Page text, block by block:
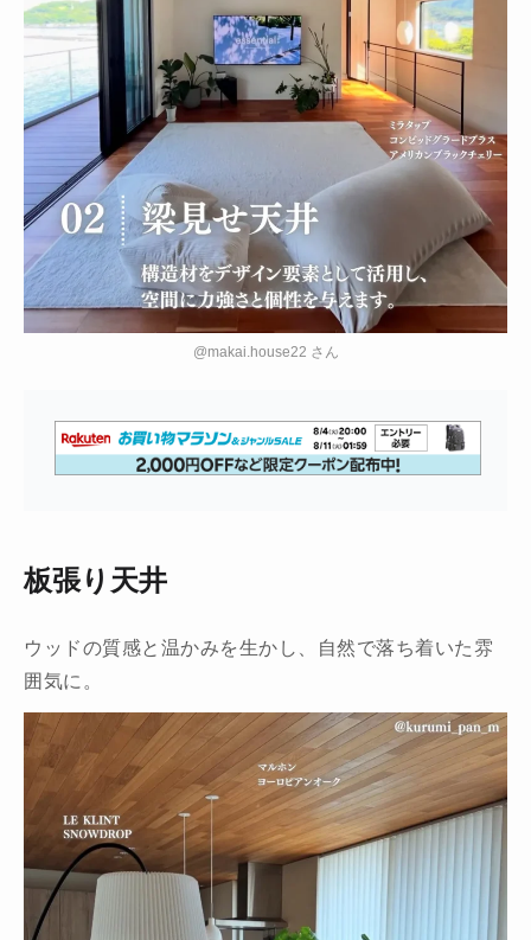
@makai.house22 さん
板張り天井
ウッドの質感と温かみを生かし、自然で落ち着いた雰
囲気に。